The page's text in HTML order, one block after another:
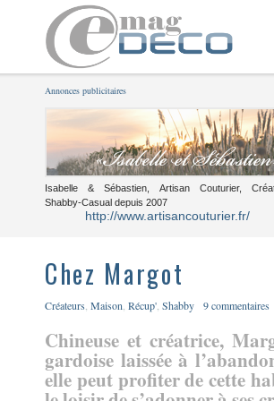
Annonces publicitaires
Isabelle & Sébastien, Artisan Couturier,
Shabby-Casual depuis 2007
http://www.artisancouturier.fr/
Chez Margot
Créateurs Maison Récup' Shabby 9 commentaires
Chineuse et créatrice,
gardoise laissée à
elle peut profiter de cette